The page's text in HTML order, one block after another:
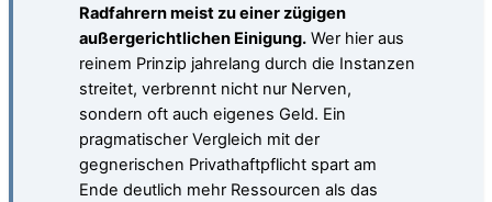
Radfahrern meist zu einer zügigen
außergerichtlichen Einigung. Wer hier aus
reinem Prinzip jahrelang durch die Instanzen
streitet, verbrennt nicht nur Nerven,
sondern oft auch eigenes Geld. Ein
pragmatischer Vergleich mit der
gegnerischen Privathaftpflicht spart am
Ende deutlich mehr Ressourcen als das